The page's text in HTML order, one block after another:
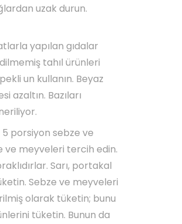
uzak durun.
yapılan gıdalar
tahıl ürünleri
un kullanın. Beyaz
Bazıları
porsiyon sebze ve
ve meyveleri tercih edin.
Sarı, portakal
Sebze ve meyveleri
olarak tüketin; bunu
tüketin. Bunun da